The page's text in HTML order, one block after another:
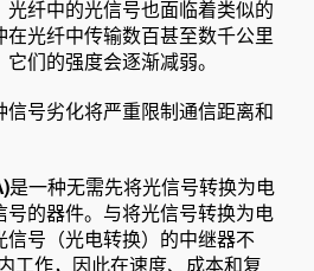
光纤中的光信号也面临着类似的
在光纤中传输数百甚至数千公里
们的强度会逐渐减弱。
号劣化将严重限制通信距离和
是一种无需先将光信号转换为电
号的器件。与将光信号转换为电
信号（光电转换）的中继器不
工作，因此在速度、成本和复